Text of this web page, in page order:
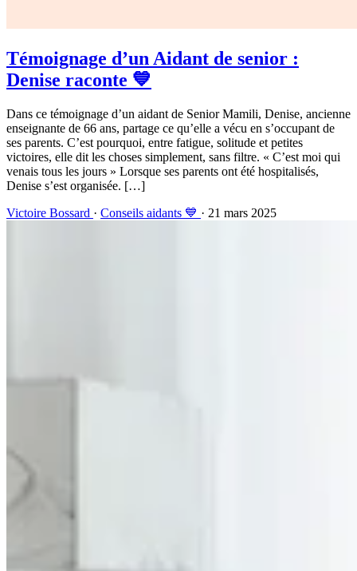
Témoignage d’un Aidant de senior :
Denise raconte 💙
Dans ce témoignage d’un aidant de Senior Mamili, Denise, ancienne
enseignante de 66 ans, partage ce qu’elle a vécu en s’occupant de
ses parents. C’est pourquoi, entre fatigue, solitude et petites
victoires, elle dit les choses simplement, sans filtre. « C’est moi qui
venais tous les jours » Lorsque ses parents ont été hospitalisés,
Denise s’est organisée. […]
Victoire Bossard · Conseils aidants 💙 · 21 mars 2025